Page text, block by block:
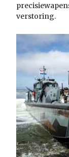
verstoring.